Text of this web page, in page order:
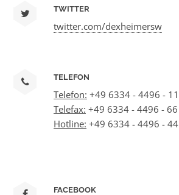
TWITTER
twitter.com/dexheimersw
TELEFON
Telefon: +49 6334 - 4496 - 11
Telefax: +49 6334 - 4496 - 66
Hotline: +49 6334 - 4496 - 44
FACEBOOK